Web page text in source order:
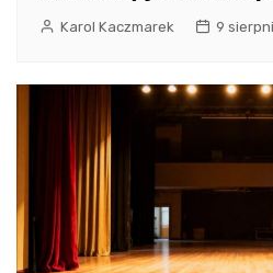
Karol Kaczmarek 9